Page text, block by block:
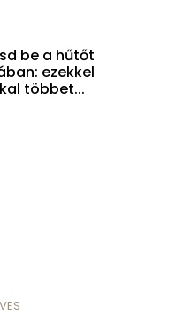
be a hűtőt
ezekkel
többet...